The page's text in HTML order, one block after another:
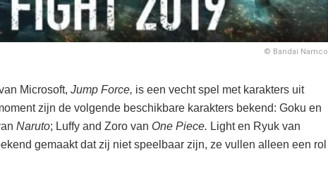
© Bandai Namco
Microsoft, Jump Force, is een vecht spel met karakters uit
zijn de volgende beschikbare karakters bekend: Goku en
Naruto; Luffy and Zoro van One Piece. Light en Ryuk van
gemaakt dat zij niet speelbaar zijn, ze vullen alleen een rol